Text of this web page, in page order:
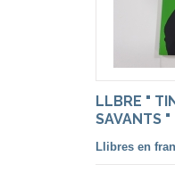
LLBRE "
SAVANTS "
Llibres en